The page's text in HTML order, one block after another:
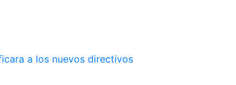
a los nuevos directivos